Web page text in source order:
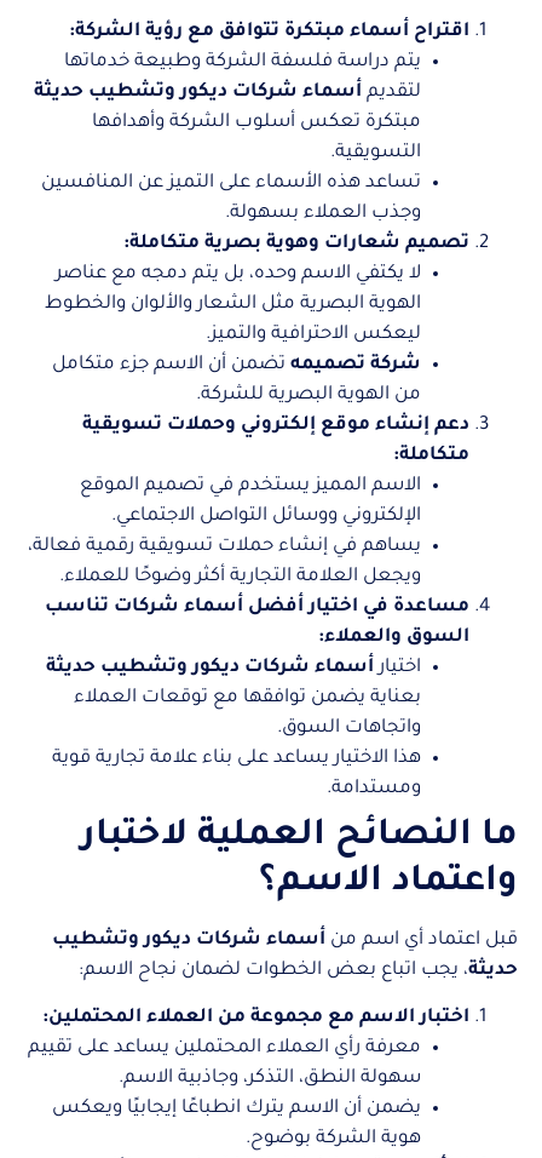
اقتراح أسماء مبتكرة تتوافق مع رؤية الشركة:
يتم دراسة فلسفة الشركة وطبيعة خدماتها
لتقديم أسماء شركات ديكور وتشطيب حديثة
مبتكرة تعكس أسلوب الشركة وأهدافها
التسويقية.
تساعد هذه الأسماء على التميز عن المنافسين
وجذب العملاء بسهولة.
تصميم شعارات وهوية بصرية متكاملة:
لا يكتفي الاسم وحده، بل يتم دمجه مع عناصر
الهوية البصرية مثل الشعار والألوان والخطوط
ليعكس الاحترافية والتميز.
شركة تصميمه تضمن أن الاسم جزء متكامل
من الهوية البصرية للشركة.
دعم إنشاء موقع إلكتروني وحملات تسويقية
متكاملة:
الاسم المميز يستخدم في تصميم الموقع
الإلكتروني ووسائل التواصل الاجتماعي.
يساهم في إنشاء حملات تسويقية رقمية فعالة،
ويجعل العلامة التجارية أكثر وضوحًا للعملاء.
مساعدة في اختيار أفضل أسماء شركات تناسب
السوق والعملاء:
اختيار أسماء شركات ديكور وتشطيب حديثة
بعناية يضمن توافقها مع توقعات العملاء
واتجاهات السوق.
هذا الاختيار يساعد على بناء علامة تجارية قوية
ومستدامة.
ما النصائح العملية لاختبار
واعتماد الاسم؟
قبل اعتماد أي اسم من أسماء شركات ديكور وتشطيب
حديثة، يجب اتباع بعض الخطوات لضمان نجاح الاسم:
اختبار الاسم مع مجموعة من العملاء المحتملين:
معرفة رأي العملاء المحتملين يساعد على تقييم
سهولة النطق، التذكر، وجاذبية الاسم.
يضمن أن الاسم يترك انطباعًا إيجابيًا ويعكس
هوية الشركة بوضوح.